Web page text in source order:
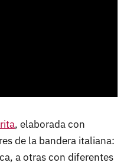
, elaborada con
de la bandera italiana:
a otras con diferentes